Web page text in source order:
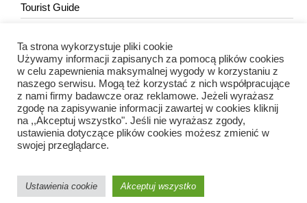
Tourist Guide
KONTAKT
redakcja@portalkujawski.pl
Redakcja
Ta strona wykorzystuje pliki cookie
Używamy informacji zapisanych za pomocą plików cookies
w celu zapewnienia maksymalnej wygody w korzystaniu z
naszego serwisu. Mogą też korzystać z nich współpracujące
z nami firmy badawcze oraz reklamowe. Jeżeli wyrażasz
zgodę na zapisywanie informacji zawartej w cookies kliknij
na ,,Akceptuj wszystko". Jeśli nie wyrażasz zgody,
ustawienia dotyczące plików cookies możesz zmienić w
swojej przeglądarce.
Ustawienia cookie Akceptuj wszystko